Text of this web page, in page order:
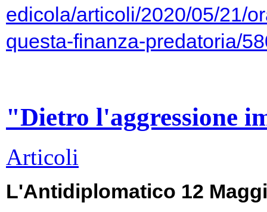
edicola/articoli/2020/05/21/
questa-finanza-predatoria/
"Dietro l'aggressione
Articoli
L'Antidiplomatico 12